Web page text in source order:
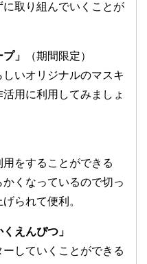
取り組んでいくことが
」
（期間限定）
いオリジナルのマスキ
用に利用してみましょ
をすることができる
かくなっているので切っ
られて便利。
えんぴつ」
していくことができる